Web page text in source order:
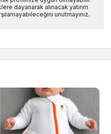
dayanarak alınacak yatırım
unutmayınız.